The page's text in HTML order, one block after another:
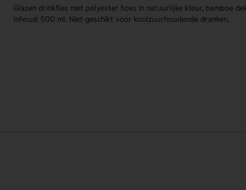
Glazen drinkfles met polyester hoes in natuurlijke kleur, bamboe
Inhoud: 500 ml. Niet geschikt voor koolzuurhoudende dranken.